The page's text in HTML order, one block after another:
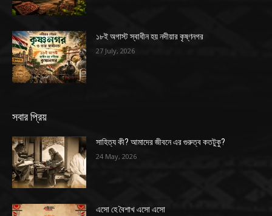
১৮ই অগাস্ট স্বাধীন হয় নদীয়ার কৃষ্ণনগর
27 July, 2026
সবার প্রিয়
সাহিত্য কী? আমাদের জীবনে এর গুরুত্ব কতটুকু?
24 May, 2026
এসো হে বৈশাখ এসো এসো